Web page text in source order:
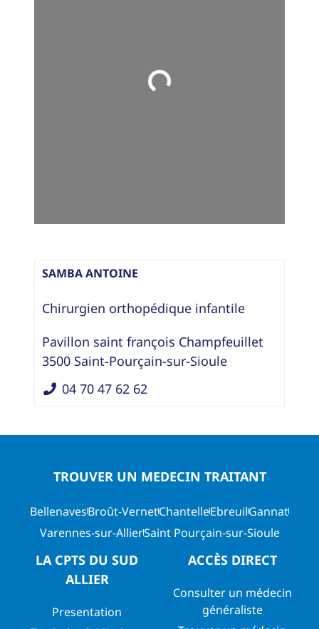
Loading...
SAMBA ANTOINE
Chirurgien orthopédique infantile
Pavillon saint françois Champfeuillet
3500 Saint-Pourçain-sur-Sioule
04 70 47 62 62
TROUVER UN MEDECIN TRAITANT
BellenavesBroût-VernetChantelleEbreuilGannat
Varennes-sur-AllierSaint Pourçain-sur-Sioule
LA CPTS DU SUD
ALLIER
Presentation
ACCÈS DIRECT
Consulter un médecin
généraliste